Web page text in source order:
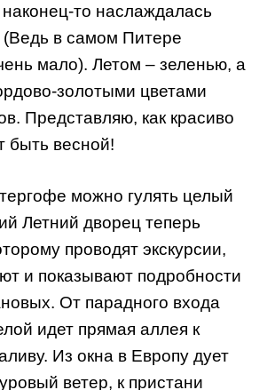
то наслаждалась
в самом Питере
мало). Летом – зеленью, а
золотыми цветами
Представляю, как красиво
быть весной!
можно гулять целый
Летний дворец теперь
проводят экскурсии,
и показывают подробности
От парадного входа
идет прямая аллея к
Из окна в Европу дует
ветер, к пристани